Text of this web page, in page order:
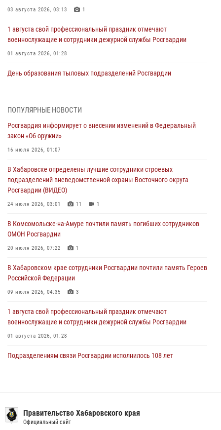
03 августа 2026, 03:13 1
1 августа свой профессиональный праздник отмечают
военнослужащие и сотрудники дежурной службы Росгвардии
01 августа 2026, 01:28
День образования тыловых подразделений Росгвардии
В Управлении Росгвардии по Хабаровскому краю состоялось
избирательного права
31 июля 2026, 03:26
женщине, потерявшей сознание во время массового мероприятия
29 июля 2026, 23:24 2
В Хабаровске продолжается акция «Каникулы с Росгвардией»
За прошедшую неделю в Хабаровском крае росгвардейцы провели
свыше 120 проверок условий хранения оружия
ПОПУЛЯРНЫЕ НОВОСТИ
Росгвардия информирует о внесении изменений в Федеральный
закон «Об оружии»
16 июля 2026, 01:07
В Хабаровске определены лучшие сотрудники строевых
подразделений вневедомственной охраны Восточного округа
Росгвардии (ВИДЕО)
24 июля 2026, 03:01 11 1
В Комсомольске-на-Амуре почтили память погибших сотрудников
ОМОН Росгвардии
20 июля 2026, 07:22 1
В Хабаровском крае сотрудники Росгвардии почтили память Героев
Российской Федерации
09 июля 2026, 04:35 3
1 августа свой профессиональный праздник отмечают
военнослужащие и сотрудники дежурной службы Росгвардии
01 августа 2026, 01:28
Подразделениям связи Росгвардии исполнилось 108 лет
13 июля 2026, 00:31
Правительство Хабаровского края
Официальный сайт